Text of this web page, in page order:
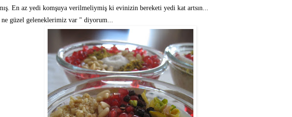
En az yedi komşuya verilmeliymiş ki evinizin bereketi yedi kat artsın...
güzel geleneklerimiz var " diyorum...